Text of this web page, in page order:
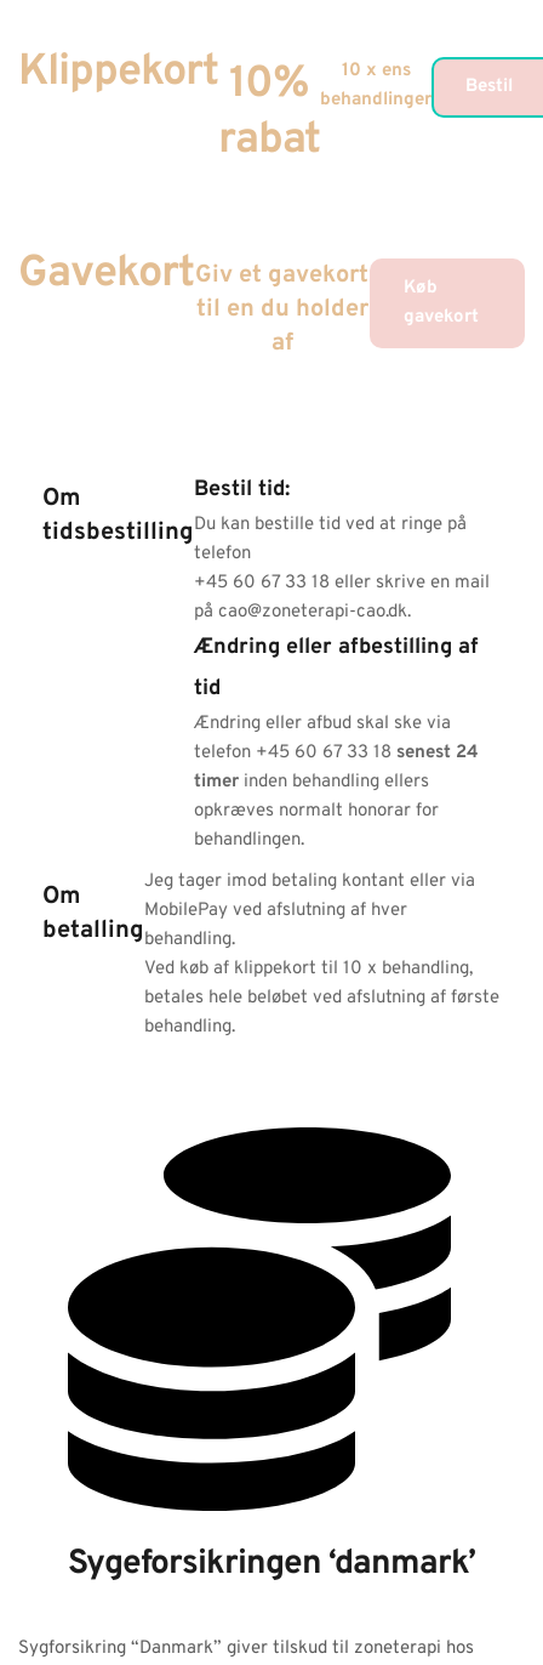
Klippekort 10%
rabat
10 x ens
behandlinger
Bestil
GavekortGiv et gavekort
til en du holder
af
Køb
gavekort
Om
tidsbestilling
Bestil tid:
Du kan bestille tid ved at ringe på
telefon
+45 60 67 33 18 eller skrive en mail
på cao@zoneterapi-cao.dk.
Ændring eller afbestilling af
tid
Ændring eller afbud skal ske via
telefon +45 60 67 33 18 senest 24
timer inden behandling ellers
opkræves normalt honorar for
behandlingen.
Om
betalling
Jeg tager imod betaling kontant eller via
MobilePay ved afslutning af hver
behandling.
Ved køb af klippekort til 10 x behandling,
betales hele beløbet ved afslutning af første
behandling.
Sygeforsikringen ‘danmark’
Sygforsikring “Danmark” giver tilskud til zoneterapi hos